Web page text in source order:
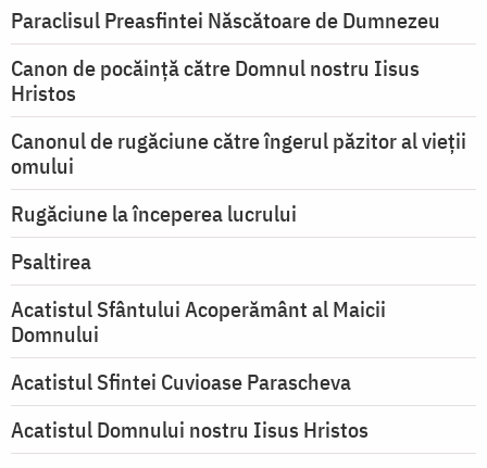
Paraclisul Preasfintei Născătoare de Dumnezeu
Canon de pocăință către Domnul nostru Iisus
Hristos
Canonul de rugăciune către îngerul păzitor al vieții
omului
Rugăciune la începerea lucrului
Psaltirea
Acatistul Sfântului Acoperământ al Maicii
Domnului
Acatistul Sfintei Cuvioase Parascheva
Acatistul Domnului nostru Iisus Hristos